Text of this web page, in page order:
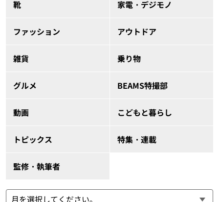
靴 家電・デジモノ
ファッション アウトドア
雑貨 乗り物
グルメ BEAMS特撮部
動画 こどもと暮らし
トピックス 特集・連載
監修・執筆者